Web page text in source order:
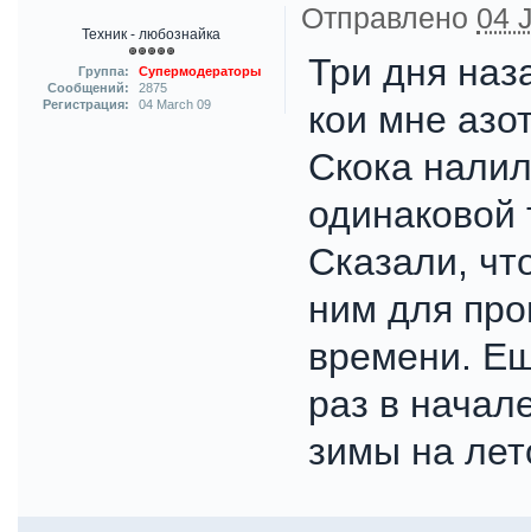
Техник - любознайка
Группа:
Супермодераторы
Сообщений:
2875
Регистрация:
04 March 09
Отправлено 04
Три дня
кои мне
Скока
одинаковой
Сказали,
ним для
времени.
раз в
зимы на